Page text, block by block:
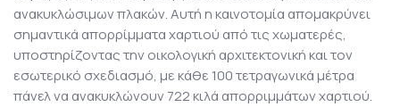
ανακυκλώσιμων πλακών. Αυτή η καινοτομία απομακρύνει
σημαντικά απορρίμματα χαρτιού από τις χωματερές,
υποστηρίζοντας την οικολογική αρχιτεκτονική και τον
εσωτερικό σχεδιασμό, με κάθε 100 τετραγωνικά μέτρα
πάνελ να ανακυκλώνουν 722 κιλά απορριμμάτων χαρτιού.